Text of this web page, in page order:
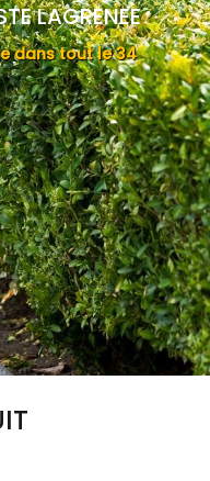
LAGRENEE
dans tout le 34